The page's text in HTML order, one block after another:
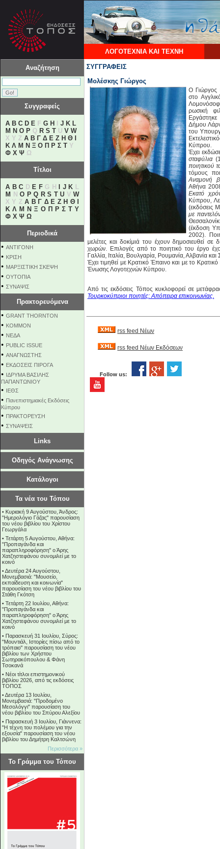
ΛΟΓΟΤΕΧΝΙΑ ΚΑΙ ΤΕΧΝΗ
Αναζήτηση
Συγγραφείς
A B C D E F G H J K L
M N O P Q R S T U V W
X Y Z Α Β Γ Δ Ε Ζ Η Θ
Κ Λ Μ Ν Ξ Ο Π Ρ Σ Τ Υ
Φ Χ Ψ Ω
Τίτλοι
A B C D E FG H J K L
M
N O P Q R S T U V W
X Y ZΑ Β Γ Δ Ε Ζ Η Θ
Κ Λ Μ Ν Ξ Ο Π Ρ Σ Τ Υ
Φ Χ Ψ Ω
Περιοδικά
• ΑΝΤΙΓΟΝΗ
• ΚΡΙΣΗ
• ΜΑΡΞΙΣΤΙΚΗ ΣΚΕΨΗ
• ΟΥΤΟΠΙΑ
• ΣΥΝΑΨΙΣ
Πρακτορευόμενα
• GRANT THORNTON
• KOMMON
• NEΔΑ
• PUBLIC ISSUE
• ΑΝΑΓΝΩΣΤΗΣ
• ΕΚΔΟΣΕΙΣ ΠΙΡΟΓΑ
• ΙΔΡΥΜΑ ΒΑΣΙΛΗΣ
ΠΑΠΑΝΤΩΝΙΟΥ
• ΙΕΘΣ
• Πανεπιστημιακές Εκδόσεις
Κύπρου
• ΠΡΑΚΤΟΡΕΥΣΗ
• ΣΥΝΑΨΕΙΣ
Links
Οδηγός Ανάγνωσης
Κατάλογοι
Τα νέα του Τόπου
• Κυριακή 9 Αυγούστου, Άνδρος:
"Ημερολόγιο Γάζας" παρουσίαση
του νέου βιβλίου του Χρίστου
Γεωργάλα
• Τετάρτη 5 Αυγούστου, Αθήνα:
"Προπαγάνδα και
παραπληροφόρηση" ο Άρης
Χατζηστεφάνου συνομιλεί με το
κοινό
•Δευτέρα 24 Αυγούστου,
Μονεμβασιά: "Μουσείο,
εκπαίδευση και κοινωνία"
παρουσίαση του νέου βιβλίου του
Στάθη Γκότση
• Τετάρτη 22 Ιουλίου, Αθήνα:
"Προπαγάνδα και
παραπληροφόρηση" ο Άρης
Χατζηστεφάνου συνομιλεί με το
κοινό
• Παρασκευή 31 Ιουλίου, Σύρος:
"Μουντιάλ, Ιστορίες πίσω από το
τρόπαιο" παρουσίαση του νέου
βιβλίου των Χρήστου
Σωτηρακόπουλου & Φάνη
Τσοκανά
• Νέοι τίτλοι επιστημονικού
βιβλίου 2026, από τις εκδόσεις
ΤΟΠΟΣ
•Δευτέρα 13 Ιουλίου,
Μονεμβασιά: "Προδομένο
Μεσολόγγι" παρουσίαση του
νέου βιβλίου του Σπύρου Αλεξίου
• Παρασκευή 3 Ιουλίου, Γιάννενα:
"Η τέχνη του πολέμου για την
εξουσία" παρουσίαση του νέου
βιβλίου του Δημήτρη Καλτσώνη
Περισσότερα »
Το Γράμμα του Τόπου
ΣΥΓΓΡΑΦΕΙΣ
Μολέσκης Γιώργος
Ο Γιώργος
στο
ρωσική
Δήμου
του
Κύπρου.
Έχει
σταφύλια
ποιητικού
τόμους
Αναμονή
Αθήνα
Εκατό
Κύπρου,
(εκδόσεις
με
(έκδοση
2002).
μελέτες και δοκίμιά του έχουν δημοσιευθεί
χωρών. Επιλογές από το ποιητικό του έργο
Γαλλία, Ιταλία, Βουλγαρία, Ρουμανία, Αλβανία και
Έχει τιμηθεί με Κρατικό Έπαινο και με το
Ένωσης Λογοτεχνών Κύπρου.
Από τις εκδόσεις Τόπος κυκλοφορεί σε
Τουρκοκύπριοι ποιητές: Απόπειρα επικοινωνίας.
rss feed Νέων
rss feed Νέων Εκδόσεων
Follow us: